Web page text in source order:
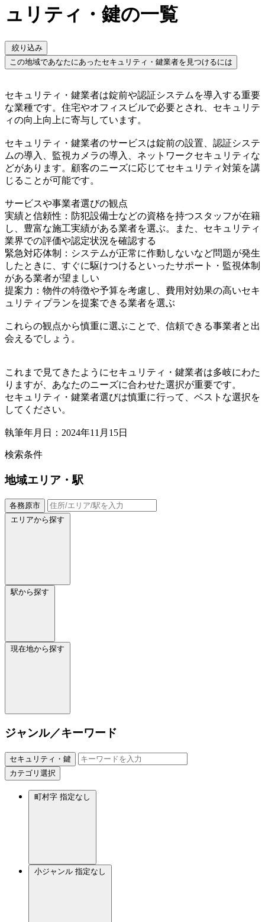
ュリティ・鍵の一覧
絞り込み
この地域であなたにあったセキュリティ・鍵業者を見つけるには
セキュリティ・鍵業者は錠前や認証システムを導入する重要
な業種です。住宅やオフィスビルで必要とされ、セキュリテ
ィの向上向上に寄与しています。
セキュリティ・鍵業者のサービスは錠前の設置、認証システ
ムの導入、監視カメラの導入、ネットワークセキュリティな
どがあります。顧客のニーズに応じてセキュリティ対策を講
じることが可能です。
サービスや事業者選びの観点
実績と信頼性：防犯設備士などの資格を持つスタッフが在籍
し、豊富な施工実績がある業者を選ぶ。また、セキュリティ
業界での評価や認定状況を確認する
緊急対応体制：システムが正常に作動しないなど問題が発生
したときに、すぐに駆けつけるといったサポート・監視体制
がある業者が望ましい
提案力：物件の特徴や予算を考慮し、費用対効果の高いセキ
ュリティプランを提案できる業者を選ぶ
これらの観点から慎重に選ぶことで、信頼できる事業者と出
会えるでしょう。
これまで見てきたようにセキュリティ・鍵業者は多岐にわた
りますが、あなたのニーズに合わせた選択が重要です。
セキュリティ・鍵業者選びは慎重に行って、ベストな選択を
してください。
執筆年月日：2024年11月15日
検索条件
地域エリア・駅
各務原市
エリアから探す
駅から探す
現在地から探す
ジャンル／キーワード
セキュリティ・鍵
カテゴリ選択
町村字 指定なし
小ジャンル 指定なし